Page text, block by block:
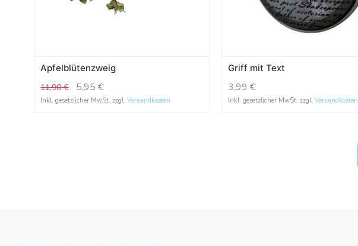
Apfelblütenzweig
11,90€ 5,95 €
Inkl. gesetzlicher MwSt. zzgl. Versandkosten
Griff mit Text
3,99 €
Inkl. gesetzlicher MwSt. zzgl.Versandkosten